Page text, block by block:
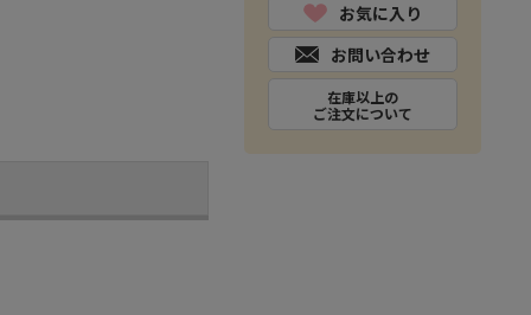
お気に入り
お問い合わせ
在庫以上の
ご注文について